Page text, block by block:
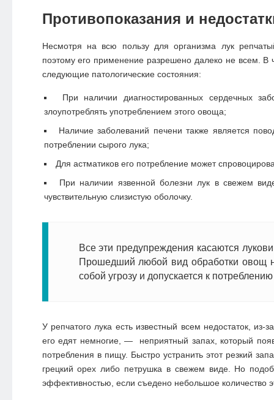
Противопоказания и
Несмотря на всю пользу для организма лук
поэтому его применение разрешено далеко не всем. В
следующие патологические состояния:
При наличии диагностированных сердечных
злоупотреблять употреблением этого овоща;
Наличие заболеваний печени также является
потреблении сырого лука;
Для астматиков его потребление может
При наличии язвенной болезни лук в свежем
чувствительную слизистую оболочку.
Все эти предупреждения касаются
Прошедший любой вид обработки овощ
собой угрозу и допускается к
У репчатого лука есть известный всем недостаток, из-
его едят немногие, — неприятный запах, который
потребления в пищу. Быстро устранить этот резкий
грецкий орех либо петрушка в свежем виде. Но
эффективностью, если съедено небольшое количество